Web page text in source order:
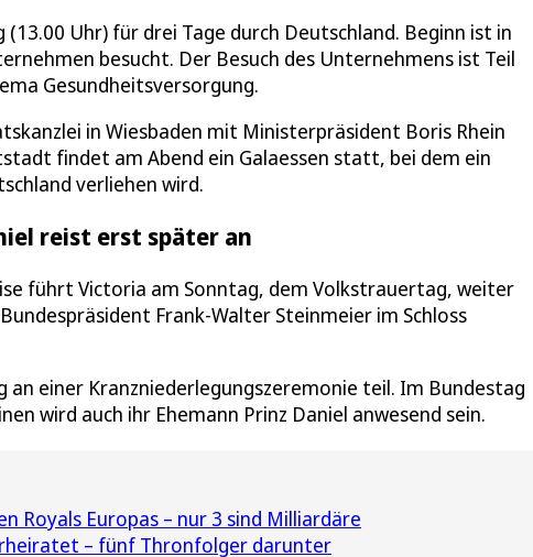
(13.00 Uhr) für drei Tage durch Deutschland. Beginn ist in
besucht. Der Besuch des Unternehmens ist Teil
Gesundheitsversorgung.
in Wiesbaden mit Ministerpräsident Boris Rhein
findet am Abend ein Galaessen statt, bei dem ein
verliehen wird.
reist erst später an
führt Victoria am Sonntag, dem Volkstrauertag, weiter
Frank-Walter Steinmeier im Schloss
einer Kranzniederlegungszeremonie teil. Im Bundestag
wird auch ihr Ehemann Prinz Daniel anwesend sein.
Royals Europas – nur 3 sind Milliardäre
– fünf Thronfolger darunter